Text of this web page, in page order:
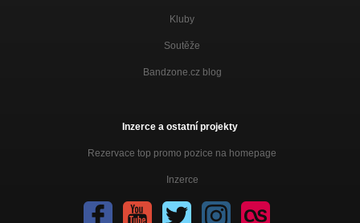
Kluby
Soutěže
Bandzone.cz blog
Inzerce a ostatní projekty
Rezervace top promo pozice na homepage
Inzerce